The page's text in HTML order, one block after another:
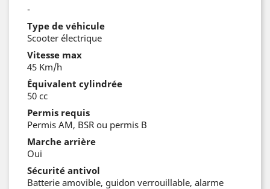
-
Type de véhicule
Scooter électrique
Vitesse max
45 Km/h
Équivalent cylindrée
50 cc
Permis requis
Permis AM, BSR ou permis B
Marche arrière
Oui
Sécurité antivol
Batterie amovible, guidon verrouillable, alarme